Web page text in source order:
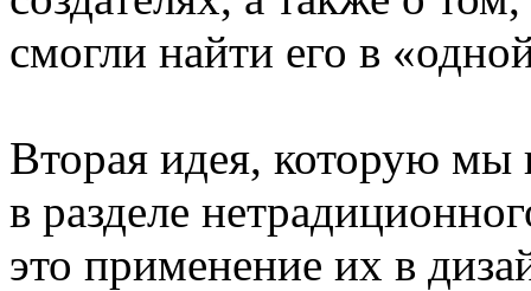
смогли найти его в
Вторая идея, которую
в разделе
это применение их в